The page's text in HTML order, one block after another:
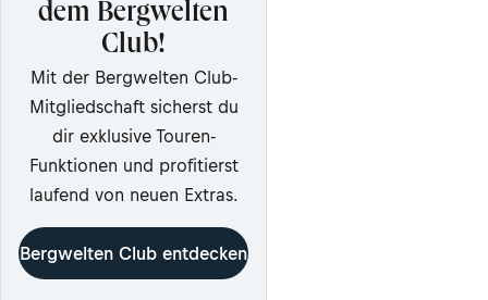
dem Bergwelten
Club!
Mit der Bergwelten Club-
Mitgliedschaft sicherst du
dir exklusive Touren-
Funktionen und profitierst
laufend von neuen Extras.
Bergwelten Club entdecken